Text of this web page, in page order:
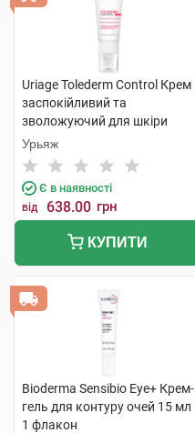
Uriage Tolederm Control Крем
заспокійливий та
зволожуючий для шкіри
навколо очей 15 мл 1 туба
Урьяж
Є в наявності
від 638.00 грн
КУПИТИ
Bioderma Sensibio Eye+ Крем-
гель для контуру очей 15 мл
1 флакон